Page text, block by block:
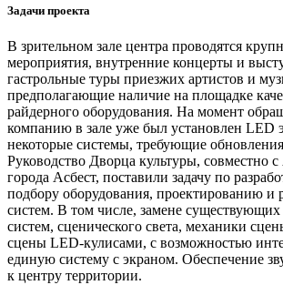
Задачи проекта
В зрительном зале центра проводятся
мероприятия, внутренние концерты и
гастрольные туры приезжих артистов и
предполагающие наличие на площадке
райдерного оборудования. На момент
компанию в зале уже был установлен LED
некоторые системы, требующие
Руководство Дворца культуры, совместно
города Асбест, поставили задачу по
подбору оборудования, проектированию и
систем. В том числе, замене существующих
систем, сценического света, механики
сцены LED-кулисами, с возможностью
единую систему с экраном. Обеспечение
к центру территории.